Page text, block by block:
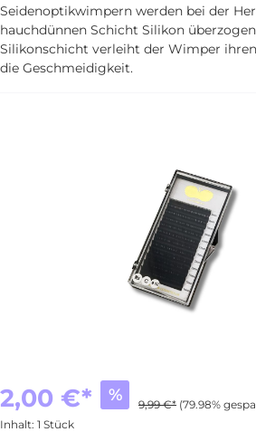
Seidenoptikwimpern werden bei der
hauchdünnen Schicht Silikon
Silikonschicht verleiht der Wimper
die Geschmeidigkeit.
2,00 €* % 9,99 €* (79.98%
Inhalt: 1 Stück